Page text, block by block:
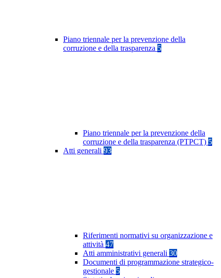
Piano triennale per la prevenzione della
corruzione e della trasparenza 5
Piano triennale per la prevenzione della
corruzione e della trasparenza (PTPCT) 5
Atti generali 93
Riferimenti normativi su organizzazione e
attività 47
Atti amministrativi generali 30
Documenti di programmazione strategico-
gestionale 5